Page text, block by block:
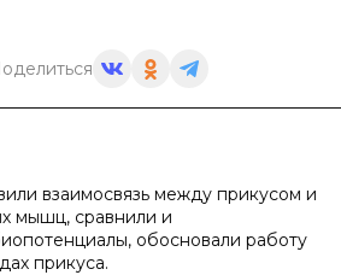
взаимосвязь между прикусом и
мышц, сравнили и
обосновали работу
прикуса.